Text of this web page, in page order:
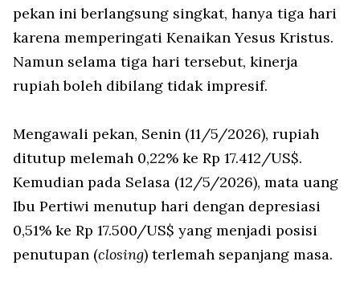
pekan ini berlangsung singkat, hanya tiga hari
karena memperingati Kenaikan Yesus Kristus.
Namun selama tiga hari tersebut, kinerja
rupiah boleh dibilang tidak impresif.
Mengawali pekan, Senin (11/5/2026), rupiah
ditutup melemah 0,22% ke Rp 17.412/US$.
Kemudian pada Selasa (12/5/2026), mata uang
Ibu Pertiwi menutup hari dengan depresiasi
0,51% ke Rp 17.500/US$ yang menjadi posisi
penutupan (closing) terlemah sepanjang masa.